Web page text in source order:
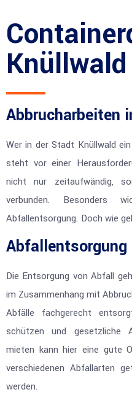
Knüllwald
Abbrucharbeiten
Wer in der Stadt Knüllwald
steht vor einer
nicht nur zeitaufwändig,
verbunden. Besonders
Abfallentsorgung. Doch wie
Die Entsorgung von Abfall
im Zusammenhang mit
Abfälle fachgerecht
schützen und gesetzliche
mieten kann hier eine gute
verschiedenen Abfallarten
werden.